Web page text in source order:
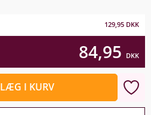
129,95 DKK
84,95 DKK
LÆG I KURV